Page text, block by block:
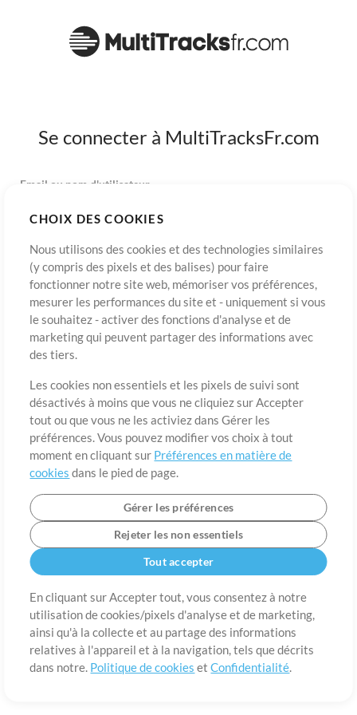
CHOIX DES COOKIES
Nous utilisons des cookies et des technologies similaires
(y compris des pixels et des balises) pour faire
fonctionner notre site web, mémoriser vos préférences,
mesurer les performances du site et - uniquement si vous
le souhaitez - activer des fonctions d'analyse et de
marketing qui peuvent partager des informations avec
des tiers.
Les cookies non essentiels et les pixels de suivi sont
désactivés à moins que vous ne cliquiez sur Accepter
tout ou que vous ne les activiez dans Gérer les
préférences. Vous pouvez modifier vos choix à tout
moment en cliquant sur Préférences en matière de
cookies dans le pied de page.
Gérer les préférences
Rejeter les non essentiels
Tout accepter
En cliquant sur Accepter tout, vous consentez à notre
utilisation de cookies/pixels d'analyse et de marketing,
ainsi qu'à la collecte et au partage des informations
relatives à l'appareil et à la navigation, tels que décrits
dans notre. Politique de cookies etConfidentialité.
Se connecter à MultiTracksFr.com
Email ou nom d'utilisateur
S’inscrireMot de passe oublié? Connexion
matière de cookies
Contact
©2006-2026 par MultiTracks LLC. Tous droits réservés.